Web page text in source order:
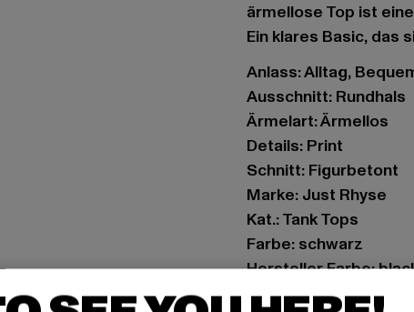
ärmellose Top ist
Ein klares Basic, das
Anlass: Alltag,
Ausschnitt: Rundhals
Ärmelart: Ärmellos
Details: Print
Schnitt: Figurbetont
Marke: Just Rhyse
Kat.: Tank Tops
Farbe: schwarz
Hersteller Farbe: